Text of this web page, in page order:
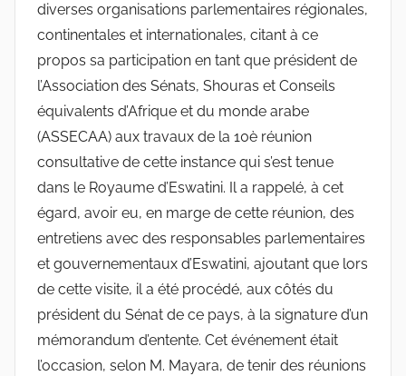
diverses organisations parlementaires régionales,
continentales et internationales, citant à ce
propos sa participation en tant que président de
l’Association des Sénats, Shouras et Conseils
équivalents d’Afrique et du monde arabe
(ASSECAA) aux travaux de la 10è réunion
consultative de cette instance qui s’est tenue
dans le Royaume d’Eswatini. Il a rappelé, à cet
égard, avoir eu, en marge de cette réunion, des
entretiens avec des responsables parlementaires
et gouvernementaux d’Eswatini, ajoutant que lors
de cette visite, il a été procédé, aux côtés du
président du Sénat de ce pays, à la signature d’un
mémorandum d’entente. Cet événement était
l’occasion, selon M. Mayara, de tenir des réunions